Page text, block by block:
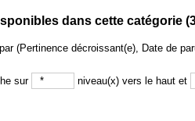
dans cette catégorie (
(Pertinence décroissant(e), Date de
sur
niveau(x) vers le haut et